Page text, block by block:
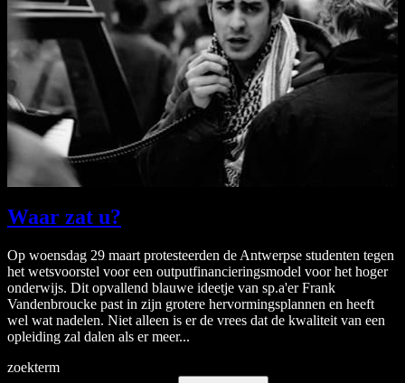
Waar zat u?
Op woensdag 29 maart protesteerden de Antwerpse studenten tegen
het wetsvoorstel voor een outputfinancieringsmodel voor het hoger
onderwijs. Dit opvallend blauwe ideetje van sp.a'er Frank
Vandenbroucke past in zijn grotere hervormingsplannen en heeft
wel wat nadelen. Niet alleen is er de vrees dat de kwaliteit van een
opleiding zal dalen als er meer...
zoekterm